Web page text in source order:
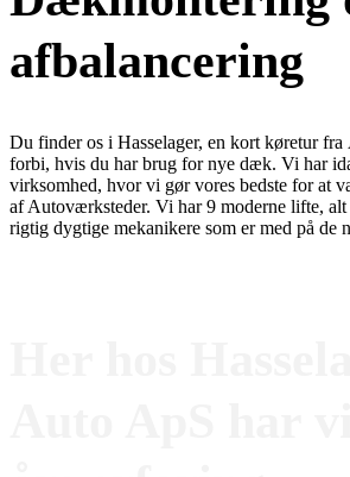
afbalancering
Du finder os i Hasselager, en kort køretur
forbi, hvis du har brug for nye dæk. Vi har
virksomhed, hvor vi gør vores bedste for at
af Autoværksteder. Vi har 9 moderne lifte,
rigtig dygtige mekanikere som er med på de